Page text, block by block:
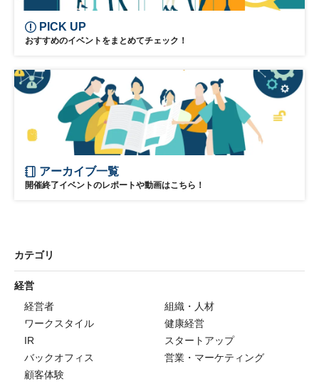
PICK UP
おすすめのイベントをまとめてチェック！
アーカイブ一覧
開催終了イベントのレポートや動画はこちら！
カテゴリ
経営
経営者
組織・人材
ワークスタイル
健康経営
IR
スタートアップ
バックオフィス
営業・マーケティング
顧客体験